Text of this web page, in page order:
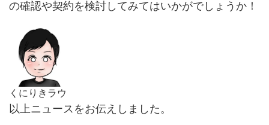
の確認や契約を検討してみてはいかがでしょうか！
くにりきラウ
以上ニュースをお伝えしました。